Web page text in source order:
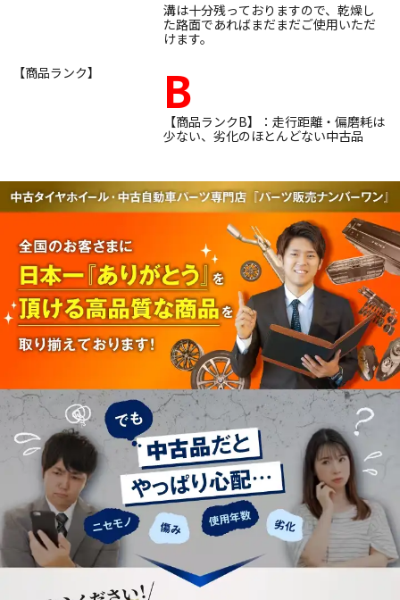
溝は十分残っておりますので、乾燥し
た路面であればまだまだご使用いただ
けます。
【商品ランク】
B
【商品ランクB】：走行距離・偏磨耗は
少ない、劣化のほとんどない中古品